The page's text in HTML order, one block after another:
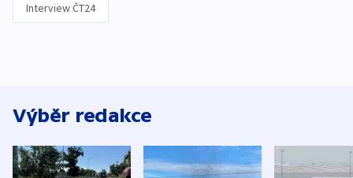
Interview ČT24
Výběr redakce